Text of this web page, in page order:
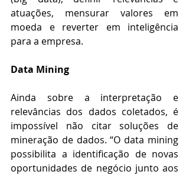
atuações, mensurar valores em
moeda e reverter em inteligência
para a empresa.
Data Mining
Ainda sobre a interpretação e
relevâncias dos dados coletados, é
impossível não citar soluções de
mineração de dados. “O data mining
possibilita a identificação de novas
oportunidades de negócio junto aos